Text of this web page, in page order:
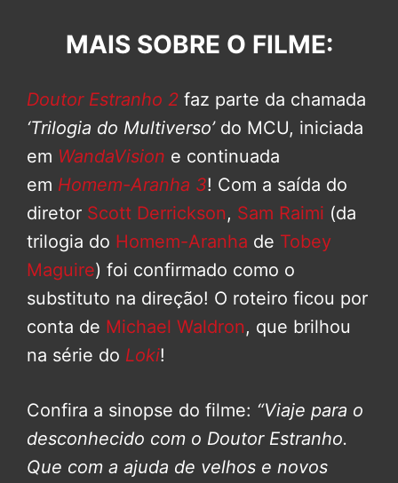
MAIS SOBRE O FILME:
Doutor Estranho 2 faz parte da chamada
‘Trilogia do Multiverso’do MCU, iniciada
em WandaVision e continuada
em Homem-Aranha 3! Com a saída do
diretor Scott Derrickson, Sam Raimi (da
trilogia do Homem-Aranha de Tobey
Maguire) foi confirmado como o
substituto na direção! O roteiro ficou por
conta de Michael Waldron, que brilhou
na série do Loki!
Confira a sinopse do filme: “Viaje para o
desconhecido com o Doutor Estranho.
Que com a ajuda de velhos e novos